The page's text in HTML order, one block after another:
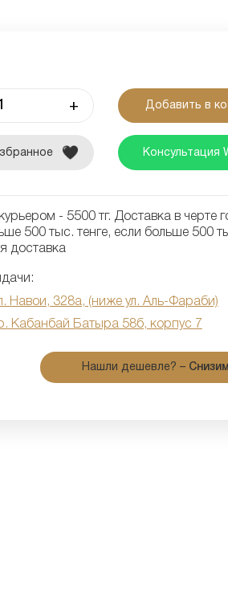
+ Добавить в
Консультация
- 5500 тг. Доставка в черте
500 тыс. тенге, если больше 500
доставка
Навои, 328а, (ниже ул. Аль-Фараби)
Кабанбай Батыра 58б, корпус 7
Нашли дешевле? –